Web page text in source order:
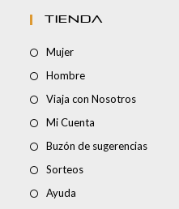
TIENDA
Mujer
Hombre
Viaja con Nosotros
Mi Cuenta
Buzón de sugerencias
Sorteos
Ayuda